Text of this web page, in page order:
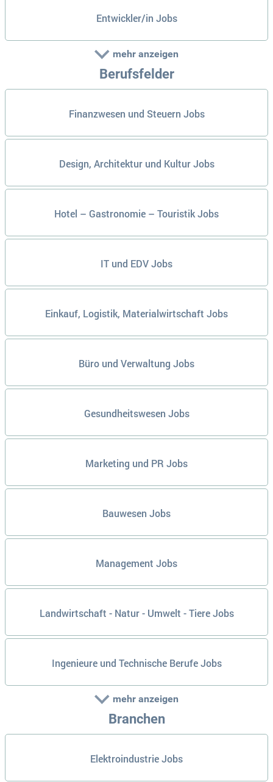
Entwickler/in Jobs
mehr anzeigen
Berufsfelder
Finanzwesen und Steuern Jobs
Design, Architektur und Kultur Jobs
Hotel – Gastronomie – Touristik Jobs
IT und EDV Jobs
Einkauf, Logistik, Materialwirtschaft Jobs
Büro und Verwaltung Jobs
Gesundheitswesen Jobs
Marketing und PR Jobs
Bauwesen Jobs
Management Jobs
Landwirtschaft - Natur - Umwelt - Tiere Jobs
Ingenieure und Technische Berufe Jobs
mehr anzeigen
Branchen
Elektroindustrie Jobs